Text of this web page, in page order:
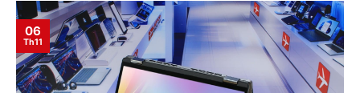
06
Th11